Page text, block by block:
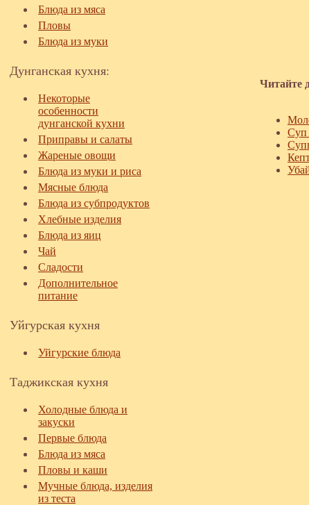
Блюда из мяса
Пловы
Блюда из муки
Дунганская кухня:
Некоторые
особенности
дунганской кухни
Приправы и салаты
Жареные овощи
Блюда из муки и риса
Мясные блюда
Блюда из субпродуктов
Хлебные изделия
Блюда из яиц
Чай
Сладости
Дополнительное
питание
Уйгурская кухня
Уйгурские блюда
Таджикская кухня
Холодные блюда и
закуски
Первые блюда
Блюда из мяса
Пловы и каши
Мучные блюда, изделия
из теста
Читайте
Суп